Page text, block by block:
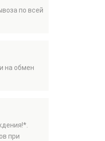
по всей
на обмен
при